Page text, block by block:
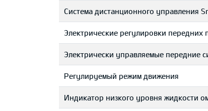
Система дистанционного управления
Электрические регулировки передних
Электрически управляемые передние
Регулируемый режим движения
Индикатор низкого уровня жидкости